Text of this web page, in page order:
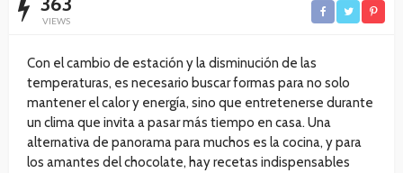
VIEWS
Con el cambio de estación y la disminución de las
temperaturas, es necesario buscar formas para no solo
mantener el calor y energía, sino que entretenerse durante
un clima que invita a pasar más tiempo en casa. Una
alternativa de panorama para muchos es la cocina, y para
los amantes del chocolate, hay recetas indispensables